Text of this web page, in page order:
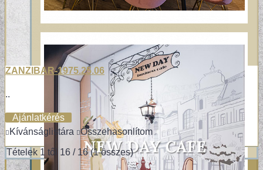
ZANZIBAR-1975.25.06
..
Ajánlatkérés
Kívánságlistára
Összehasonlítom
Tételek 1 től 16 / 16 (1 összes)